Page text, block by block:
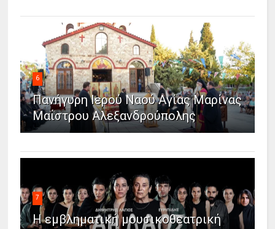
6
Πανήγυρη Ιερού Ναού Αγίας Μαρίνας
Μαΐστρου Αλεξανδρούπολης
7
Η εμβληματική μουσικοθεατρική